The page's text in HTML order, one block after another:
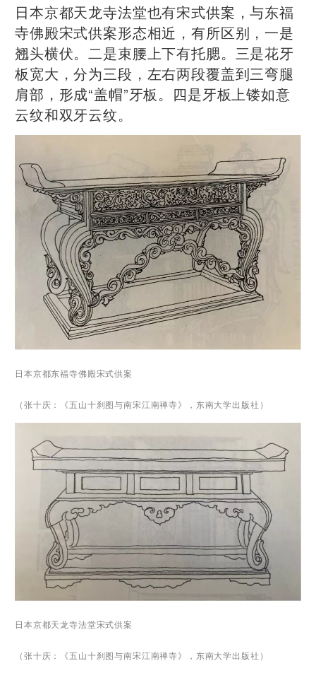
日本京都天龙寺法堂也有宋式供案，与东福
寺佛殿宋式供案形态相近，有所区别，一是
翘头横伏。二是束腰上下有托腮。三是花牙
板宽大，分为三段，左右两段覆盖到三弯腿
肩部，形成“盖帽”牙板。四是牙板上镂如意
云纹和双牙云纹。
日本京都东福寺佛殿宋式供案
（张十庆：《五山十刹图与南宋江南禅寺》，东南大学出版社）
日本京都天龙寺法堂宋式供案
（张十庆：《五山十刹图与南宋江南禅寺》，东南大学出版社）